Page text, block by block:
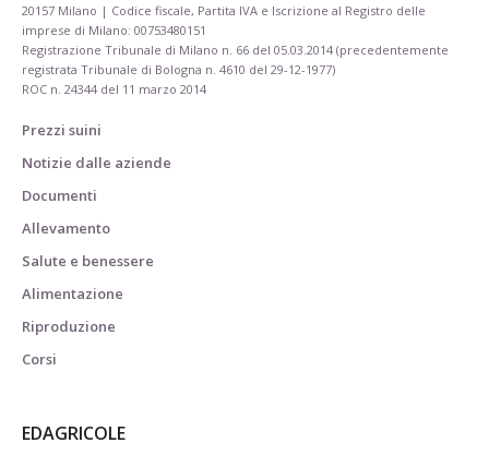
20157 Milano | Codice fiscale, Partita IVA e Iscrizione al Registro delle
imprese di Milano: 00753480151
Registrazione Tribunale di Milano n. 66 del 05.03.2014 (precedentemente
registrata Tribunale di Bologna n. 4610 del 29-12-1977)
ROC n. 24344 del 11 marzo 2014
Prezzi suini
Notizie dalle aziende
Documenti
Allevamento
Salute e benessere
Alimentazione
Riproduzione
Corsi
EDAGRICOLE